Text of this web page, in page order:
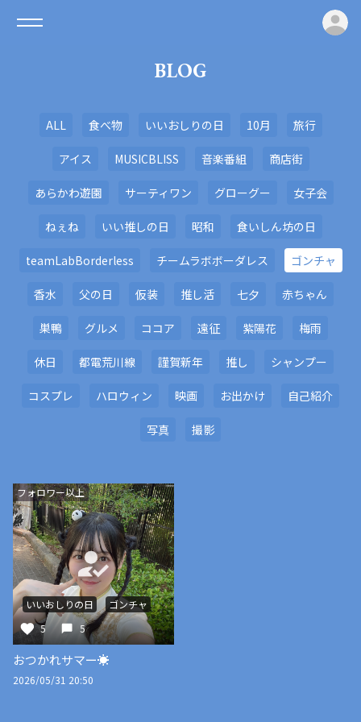
BLOG
ALL 食べ物 いいおしりの日 10月 旅行
アイス MUSICBLISS 音楽番組 商店街
あらかわ遊園 サーティワン グローグー 女子会
ねぇね いい推しの日 昭和 食いしん坊の日
teamLabBorderless チームラボボーダレス ゴンチャ
香水 父の日 仮装 推し活 七夕 赤ちゃん
巣鴨 グルメ ココア 遠征 紫陽花 梅雨
休日 都電荒川線 謹賀新年 推し シャンプー
コスプレ ハロウィン 映画 お出かけ 自己紹介
写真 撮影
フォロワー以上
いいおしりの日
ゴンチャ
5
5
おつかれサマー☀️
2026/05/31 20:50